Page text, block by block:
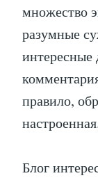
множество
разумные
интересные
правило,
Блог